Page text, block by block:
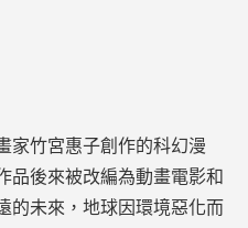
家竹宮惠子創作的科幻漫
品後來被改編為動畫電影和
的未來，地球因環境惡化而